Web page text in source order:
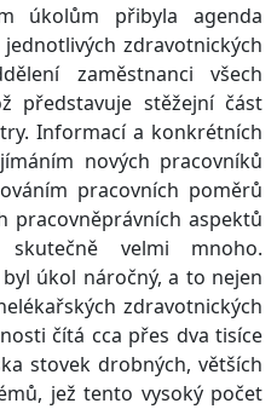
úkolům přibyla agenda
zdravotnických
zaměstnanci všech
představuje stěžejní část
Informací a konkrétních
nových pracovníků
pracovních poměrů
pracovněprávních aspektů
velmi mnoho.
úkol náročný, a to nejen
zdravotnických
čítá cca přes dva tisíce
stovek drobných, větších
jež tento vysoký počet